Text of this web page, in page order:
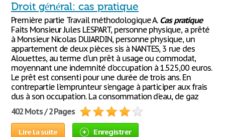
Droit général: cas pratique
Première partie Travail méthodologique A. Cas pratique
Faits Monsieur Jules LESPART, personne physique, a prêté
à Monsieur Nicolas DUJARDIN, personne physique, un
appartement de deux pièces sis à NANTES, 3 rue des
Alouettes, au terme d'un prêt à usage ou commodat,
moyennant une indemnité d'occupation à 1.525,00 euros.
Le prêt est consenti pour une durée de trois ans. En
contrepartie l'emprunteur s'engage à participer aux frais
dus à son occupation. La consommation d'eau, de gaz
402 Mots / 2 Pages
Lire la suite Enregistrer